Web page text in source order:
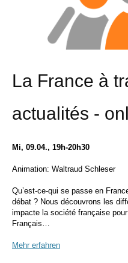
La France à
actualités -
Mi, 09.04., 19h-20h30
Animation: Waltraud Schleser
Qu’est-ce-qui se passe en
débat ? Nous découvrons les
impacte la société française
Français…
Mehr erfahren